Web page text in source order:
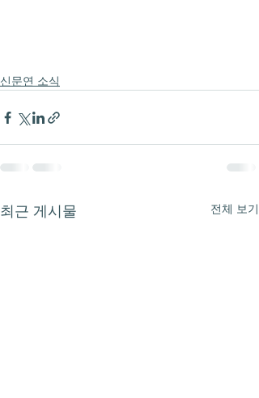
신문연 소식
최근 게시물 전체 보기